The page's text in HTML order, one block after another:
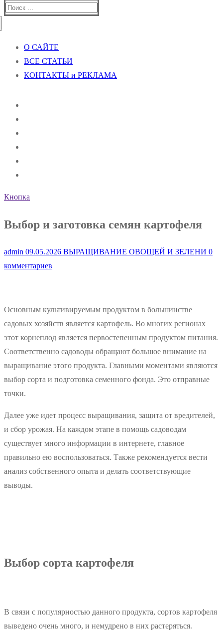
Найти:
О САЙТЕ
ВСЕ СТАТЬИ
КОНТАКТЫ и РЕКЛАМА
Кнопка
Выбор и заготовка семян картофеля
admin 09.05.2026 ВЫРАЩИВАНИЕ ОВОЩЕЙ И ЗЕЛЕНИ 0
комментариев
Основным культивируемым продуктом в большинстве
садовых хозяйств является картофель. Во многих регионах
этот корнеплод является первостепенным продуктом питания.
Соответственно садоводы обращают большое внимание на
выращивание этого продукта. Главными моментами являются
выбор сорта и подготовка семенного фонда. Это отправные
точки.
Далее уже идет процесс выращивания, защита от вредителей,
и сбор урожая. На каждом этапе в помощь садоводам
существует много информации в интернете, главное
правильно ею воспользоваться. Также рекомендуется вести
анализ собственного опыта и делать соответствующие
выводы.
Выбор сорта картофеля
В связи с популярностью данного продукта, сортов картофеля
выведено очень много, и немудрено в них растеряться.